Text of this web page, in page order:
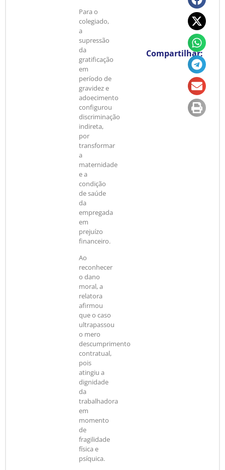
Para o
colegiado,
a
supressão
da
gratificação
em
período de
gravidez e
adoecimento
configurou
discriminação
indireta,
por
transformar
a
maternidade
e a
condição
de saúde
da
empregada
em
prejuízo
financeiro.
Ao
reconhecer
o dano
moral, a
relatora
afirmou
que o caso
ultrapassou
o mero
descumprimento
contratual,
pois
atingiu a
dignidade
da
trabalhadora
em
momento
de
fragilidade
física e
psíquica.
Compartilhar: